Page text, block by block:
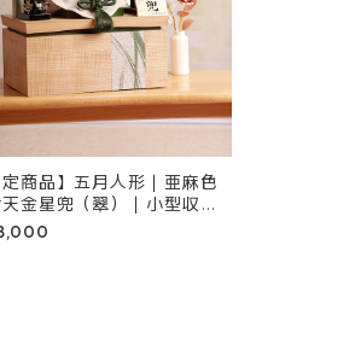
定商品】五月人形｜亜麻色
金星兜（翠）｜小型収納
首脳会談お土産シリーズ